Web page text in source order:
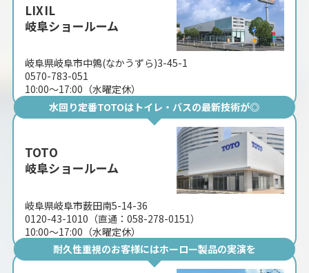
LIXIL
岐阜ショールーム
岐阜県岐阜市中鶉(なかうずら)3-45-1
0570-783-051
10:00〜17:00（水曜定休）
水回り定番TOTOはトイレ・バスの最新技術が◎
TOTO
岐阜ショールーム
岐阜県岐阜市薮田南5-14-36
0120-43-1010（直通：058-278-0151）
10:00〜17:00（水曜定休）
耐久性重視のお客様にはホーロー製品の実演を